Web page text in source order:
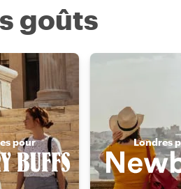
goûts
pour Londres